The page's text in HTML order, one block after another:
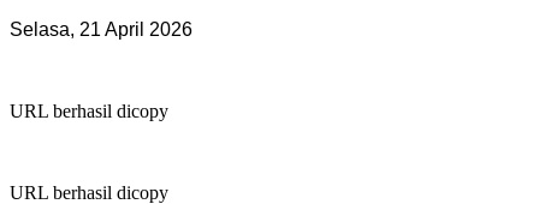
Selasa, 21 April 2026
URL berhasil dicopy
URL berhasil dicopy